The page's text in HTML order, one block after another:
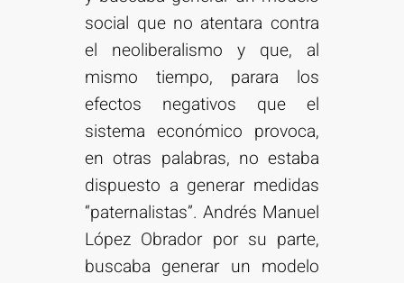
social que no atentara contra
el neoliberalismo y que, al
mismo tiempo, parara los
efectos negativos que el
sistema económico provoca,
en otras palabras, no estaba
dispuesto a generar medidas
“paternalistas”. Andrés Manuel
López Obrador por su parte,
buscaba generar un modelo